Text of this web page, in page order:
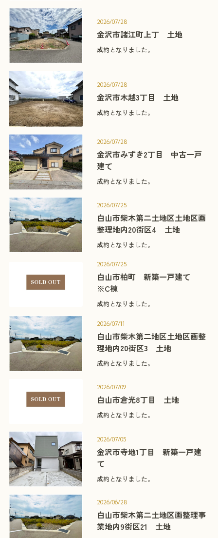
2026/07/28
金沢市諸江町上丁 土地
成約となりました。
2026/07/28
金沢市木越3丁目 土地
成約となりました。
2026/07/28
金沢市みずき2丁目 中古一戸
建て
成約となりました。
2026/07/25
白山市柴木第二土地区土地区画
整理地内20街区4 土地
成約となりました。
2026/07/25
白山市柏町 新築一戸建て
※C棟
成約となりました。
2026/07/11
白山市柴木第二地区土地区画整
理地内20街区3 土地
成約となりました。
2026/07/09
白山市倉光8丁目 土地
成約となりました。
2026/07/05
金沢市寺地1丁目 新築一戸建
て
成約となりました。
2026/06/28
白山市柴木第二土地区画整理事
業地内9街区21 土地